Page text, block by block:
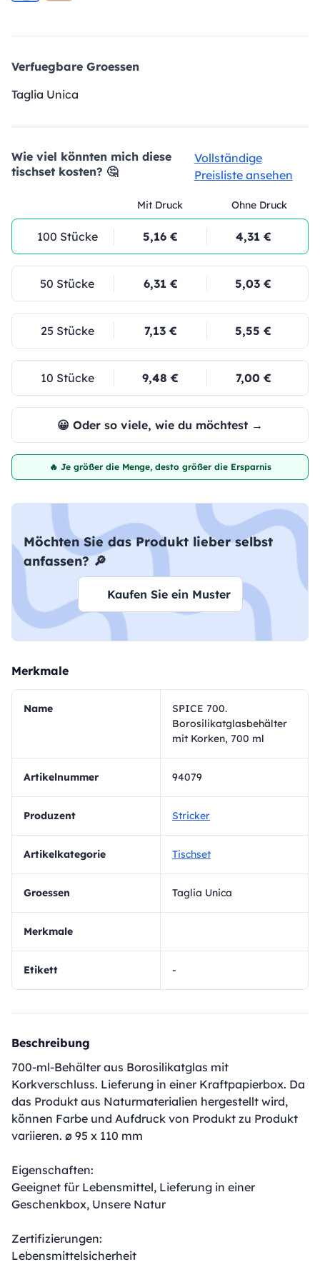
Verfuegbare Groessen
Taglia Unica
Wie viel könnten mich diese
tischset kosten? 🤔
Vollständige
Preisliste ansehen
Mit Druck Ohne Druck
100 Stücke 5,16 € 4,31 €
50 Stücke 6,31 € 5,03 €
25 Stücke 7,13 € 5,55 €
10 Stücke 9,48 € 7,00 €
😀 Oder so viele, wie du möchtest →
🔥 Je größer die Menge, desto größer die Ersparnis
Möchten Sie das Produkt lieber selbst
anfassen? 🔎
Kaufen Sie ein Muster
Merkmale
Name
SPICE 700.
Borosilikatglasbehälter
mit Korken, 700 ml
Artikelnummer 94079
Produzent Stricker
Artikelkategorie Tischset
Groessen Taglia Unica
Merkmale
Etikett -
Beschreibung
700-ml-Behälter aus Borosilikatglas mit
Korkverschluss. Lieferung in einer Kraftpapierbox. Da
das Produkt aus Naturmaterialien hergestellt wird,
können Farbe und Aufdruck von Produkt zu Produkt
variieren. ø 95 x 110 mm
Eigenschaften:
Geeignet für Lebensmittel, Lieferung in einer
Geschenkbox, Unsere Natur
Zertifizierungen:
Lebensmittelsicherheit